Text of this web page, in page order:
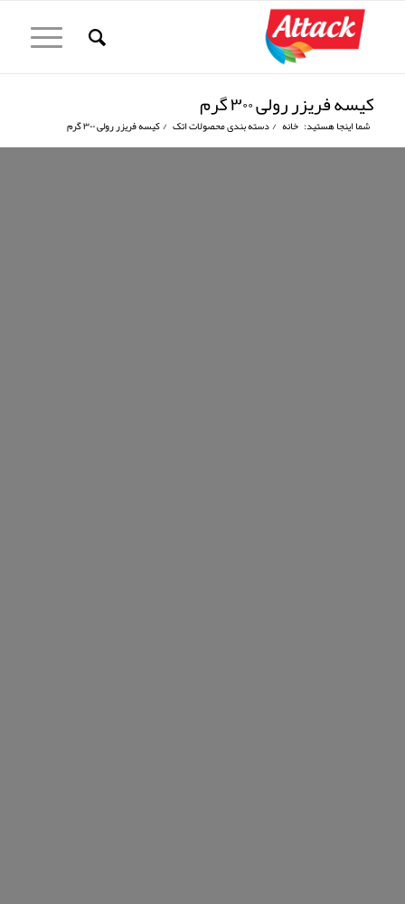
کیسه فریزر رولی ۳۰۰ گرم
شما اینجا هستید: خانه / دسته بندی محصولات اتک / کیسه فریزر رولی ۳۰۰ گرم